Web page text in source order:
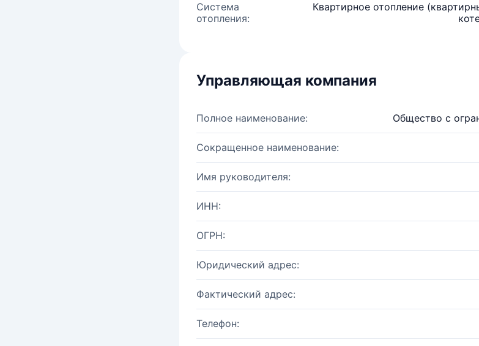
Система
отопления:
Квартирное отопление
Управляющая компания
Полное наименование: Общество с
Сокращенное наименование:
Имя руководителя:
ИНН:
ОГРН:
Юридический адрес:
Фактический адрес:
Телефон: